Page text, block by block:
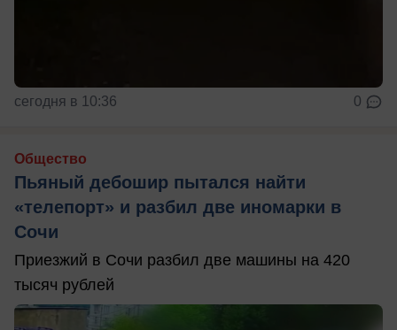
сегодня в 10:36 0
Общество
Пьяный дебошир пытался найти
«телепорт» и разбил две иномарки в
Сочи
Приезжий в Сочи разбил две машины на 420
тысяч рублей